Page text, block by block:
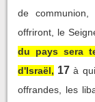
de
offriront, le
du pays sera
d'Israël, 17 à
offrandes, les